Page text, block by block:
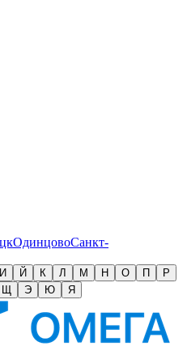
ОдинцовоСанкт-
И Й К Л М Н О П
Р
Щ Э Ю Я